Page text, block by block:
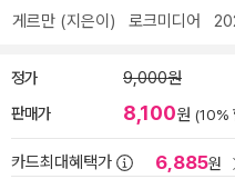
게르만 (지은이) 로크미디어
정가 9,000원
판매가 8,100원 (10%
카드최대혜택가 6,885원